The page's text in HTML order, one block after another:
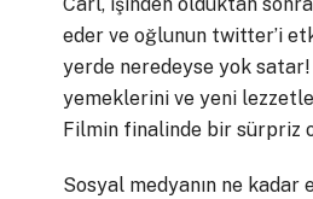
Carl, işinden olduktan sonra
eder ve oğlunun twitter’i
yerde neredeyse yok satar!
yemeklerini ve yeni
Filmin finalinde bir sürpriz
Sosyal medyanın ne kadar